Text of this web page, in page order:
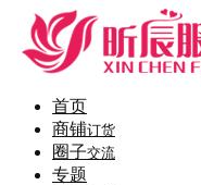
首页
商铺订货
圈子交流
专题